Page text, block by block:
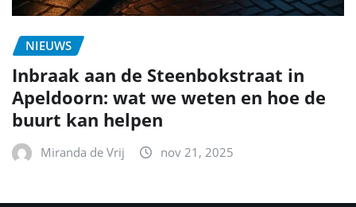
NIEUWS
Inbraak aan de Steenbokstraat in
Apeldoorn: wat we weten en hoe de
buurt kan helpen
Miranda de Vrij nov 21, 2025